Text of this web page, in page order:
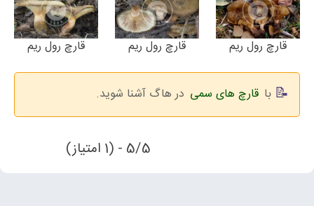
قارچ رول ریم قارچ رول ریم قارچ رول ریم
با قارچ های سمی در هاگ آشنا شوید.
5/5 - (1 امتیاز)